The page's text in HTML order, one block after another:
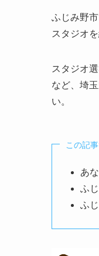
ふじみ野
スタジオ
スタジオ
など、埼
い。
この記
あ
ふ
ふ